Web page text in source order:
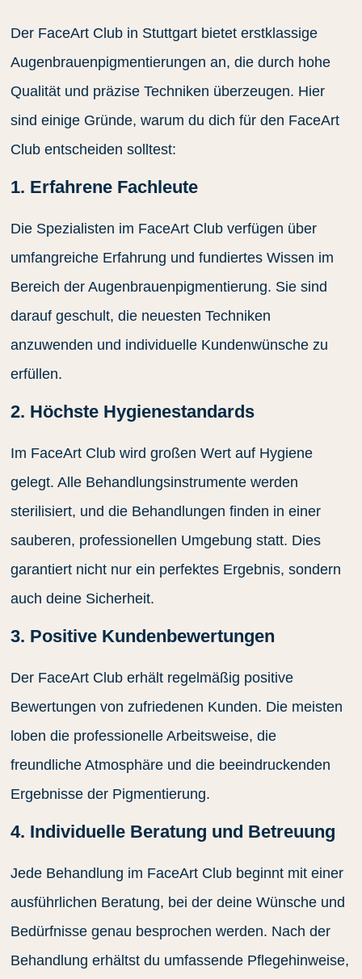
Der FaceArt Club in Stuttgart bietet erstklassige
Augenbrauenpigmentierungen an, die durch hohe
Qualität und präzise Techniken überzeugen. Hier
sind einige Gründe, warum du dich für den FaceArt
Club entscheiden solltest:
1. Erfahrene Fachleute
Die Spezialisten im FaceArt Club verfügen über
umfangreiche Erfahrung und fundiertes Wissen im
Bereich der Augenbrauenpigmentierung. Sie sind
darauf geschult, die neuesten Techniken
anzuwenden und individuelle Kundenwünsche zu
erfüllen.
2. Höchste Hygienestandards
Im FaceArt Club wird großen Wert auf Hygiene
gelegt. Alle Behandlungsinstrumente werden
sterilisiert, und die Behandlungen finden in einer
sauberen, professionellen Umgebung statt. Dies
garantiert nicht nur ein perfektes Ergebnis, sondern
auch deine Sicherheit.
3. Positive Kundenbewertungen
Der FaceArt Club erhält regelmäßig positive
Bewertungen von zufriedenen Kunden. Die meisten
loben die professionelle Arbeitsweise, die
freundliche Atmosphäre und die beeindruckenden
Ergebnisse der Pigmentierung.
4. Individuelle Beratung und Betreuung
Jede Behandlung im FaceArt Club beginnt mit einer
ausführlichen Beratung, bei der deine Wünsche und
Bedürfnisse genau besprochen werden. Nach der
Behandlung erhältst du umfassende Pflegehinweise,